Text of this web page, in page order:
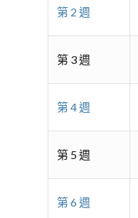
第 2 週
第 3 週
第 4 週
第 5 週
第 6 週